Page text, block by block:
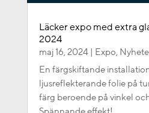
Läcker expo med extra
2024
maj 16, 2024| Expo,
En färgskiftande
ljusreflekterande folie på
färg beroende på vinkel